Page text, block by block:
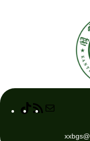
T
R